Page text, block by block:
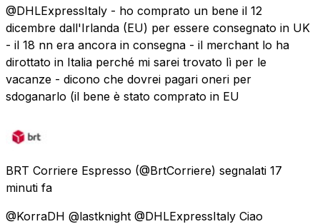
@DHLExpressItaly - ho comprato un bene il 12
dicembre dall'Irlanda (EU) per essere consegnato in UK
- il 18 nn era ancora in consegna - il merchant lo ha
dirottato in Italia perché mi sarei trovato lì per le
vacanze - dicono che dovrei pagari oneri per
sdoganarlo (il bene è stato comprato in EU
BRT Corriere Espresso (@BrtCorriere) segnalati 17
minuti fa
@KorraDH @lastknight @DHLExpressItaly Ciao